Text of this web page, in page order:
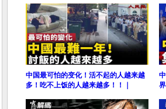
中国最可怕的变化！活不起的人越来越
多！吃不上饭的人越来越多！！｜